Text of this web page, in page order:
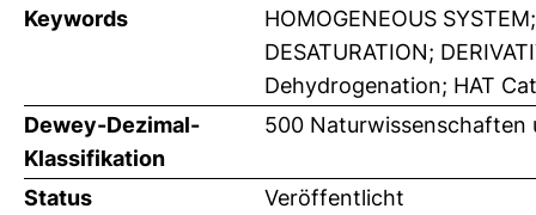
Keywords
HOMOGENEOUS
DESATURATION;
Dehydrogenation; HAT
Dewey-Dezimal-
Klassifikation
500 Naturwissenschaften
Status
Veröffentlicht